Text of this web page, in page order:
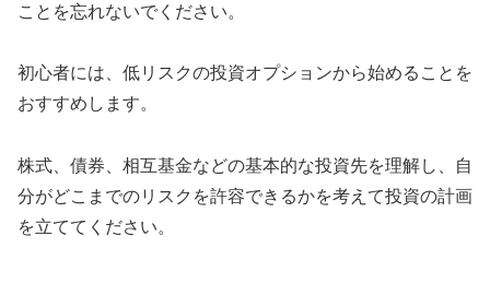
ことを忘れないでください。
初心者には、低リスクの投資オプションから始めることを
おすすめします。
株式、債券、相互基金などの基本的な投資先を理解し、自
分がどこまでのリスクを許容できるかを考えて投資の計画
を立ててください。